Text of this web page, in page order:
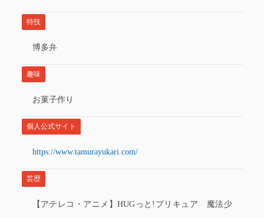
特技
博多弁
趣味
お菓子作り
個人公式サイト
https://www.tamurayukari.com/
芸歴
【アテレコ・アニメ】HUGっと!プリキュア 魔法少